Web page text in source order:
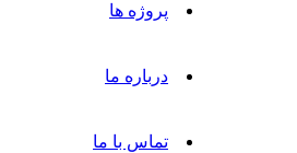
پروژه ها
درباره ما
تماس با ما